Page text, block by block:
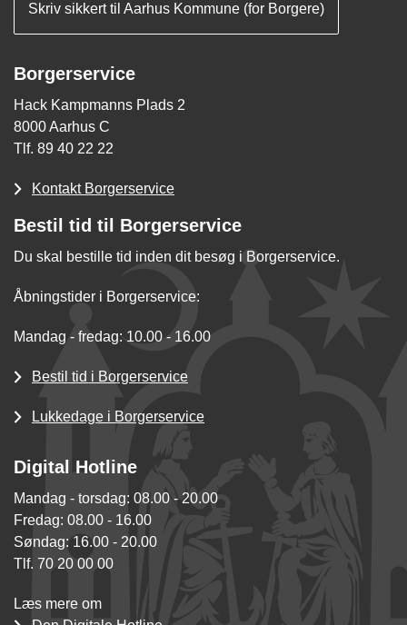
Skriv sikkert til Aarhus Kommune (for Borgere)
Borgerservice
Hack Kampmanns Plads 2
8000 Aarhus C
Tlf. 89 40 22 22
Kontakt Borgerservice
Bestil tid til Borgerservice
Du skal bestille tid inden dit besøg i Borgerservice.
Åbningstider i Borgerservice:
Mandag - fredag: 10.00 - 16.00
Bestil tid i Borgerservice
Lukkedage i Borgerservice
Digital Hotline
Mandag - torsdag: 08.00 - 20.00
Fredag: 08.00 - 16.00
Søndag: 16.00 - 20.00
Tlf. 70 20 00 00
Læs mere om